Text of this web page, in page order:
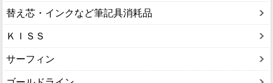
替え芯・インクなど筆記具消耗品
ＫＩＳＳ
サーフィン